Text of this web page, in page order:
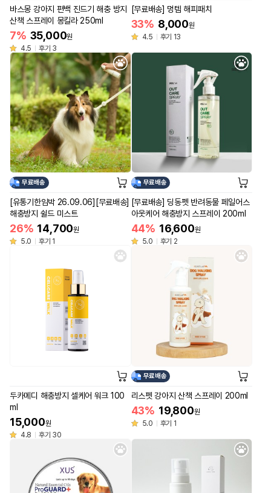
바스몽 강아지 편백 진드기 해충 방지
산책 스프레이 몽킬라 250ml
7% 35,000원
4.5
후기 3
[무료배송] 멍템 해피패치
33% 8,000원
4.5
후기 13
무료배송
[유통기한임박 26.09.06][무료배송]
해충방지 쉴드 미스트
26% 14,700원
5.0
후기 1
무료배송
[무료배송] 딩동펫 반려동물 페일어스
아웃케어 해충방지 스프레이 200ml
44% 16,600원
5.0
후기 2
두카메디 해충방지 셀케어 워크 100
ml
15,000원
4.8
후기 30
무료배송
리스펫 강아지 산책 스프레이 200ml
43% 19,800원
5.0
후기 1